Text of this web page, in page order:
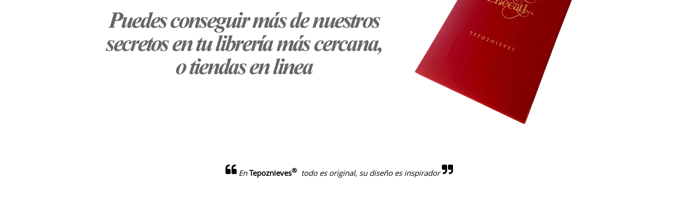
EnTepoznieves® todo es original, su diseño es inspirador